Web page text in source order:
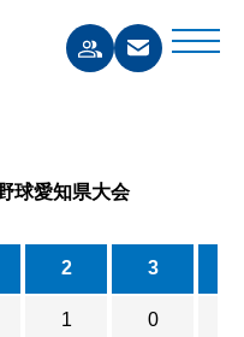
球愛知県大会
2 3
1 0